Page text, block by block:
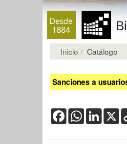
Inicio Catálogo
Sanciones a
FacebookWhatsAppX